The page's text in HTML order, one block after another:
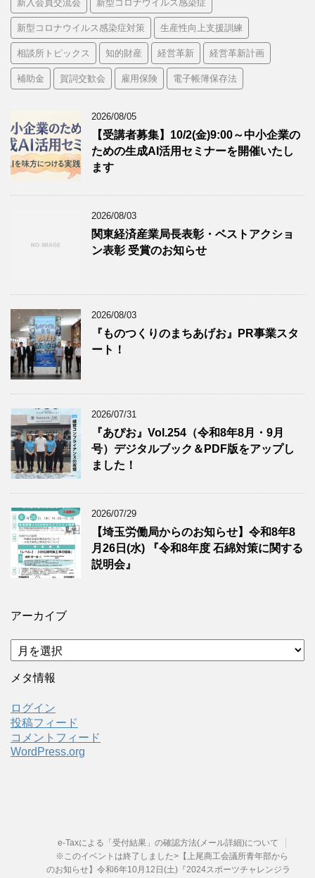
新入会員交流会 新型コロナウイルス感染症
新型コロナウイルス感染症対策 生産性向上支援訓練
相談所トピックス 知的財産 経営革新 経営革新計画
補助金 賀詞交歓会 雇用保険 電子帳簿保存法
2026/08/05
【受講者募集】10/2(金)9:00～中小企業の
ための生成AI活用セミナーを開催いたし
ます
2026/08/03
関東経済産業局長表彰・ベストアクショ
ン表彰 受賞のお知らせ
2026/08/03
『ものつくりのまちあげお』PR事業スタ
ート！
2026/07/31
『あぴお』Vol.254（令和8年8月・9月
号）デジタルブック＆PDF版をアップし
ました！
2026/07/29
【埼玉労働局からのお知らせ】令和8年8
月26日(水) 『令和8年度 石綿対策に関する
説明会』
アーカイブ
ア
ー
カ
ブ
メタ情報
ログイン
投稿フィード
コメントフィード
WordPress.org
e-Taxによる「受付結果」の確認方法(メール詳細)について
※このイベントは終了しました>【上尾商工会議所青年部から
のお知らせ】令和6年10月12日(土)『2024スポーツチャレンジラ